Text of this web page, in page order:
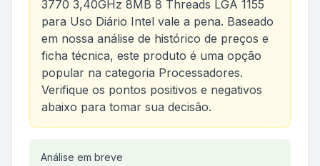
3770 3,40GHz 8MB 8 Threads LGA 1155
para Uso Diário Intel vale a pena. Baseado
em nossa análise de histórico de preços e
ficha técnica, este produto é uma opção
popular na categoria Processadores.
Verifique os pontos positivos e negativos
abaixo para tomar sua decisão.
Análise do produto
Análise em breve